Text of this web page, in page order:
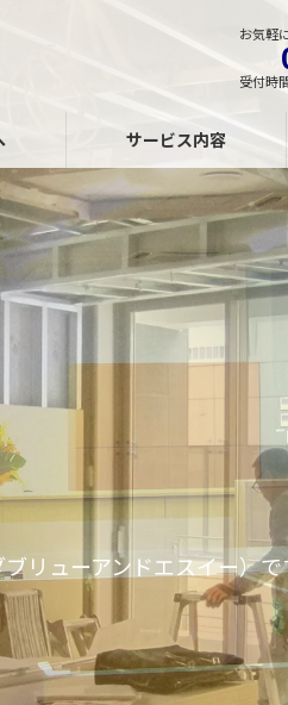
お気軽
受付時
サービス内容
リューアンドエスイー）で
リューアンドエスイー）で
リューアンドエスイー）で